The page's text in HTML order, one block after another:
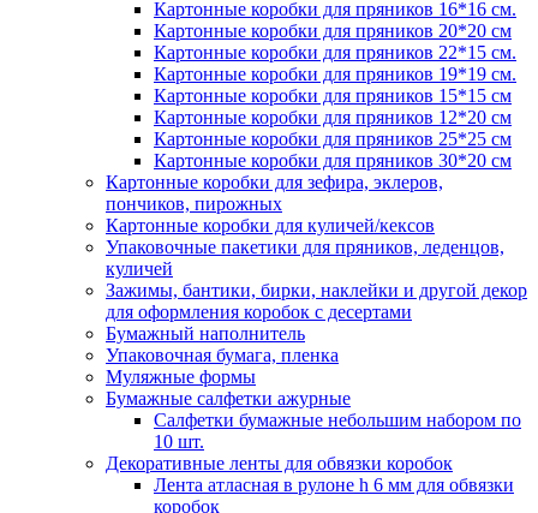
Картонные коробки для пряников 16*16 см.
Картонные коробки для пряников 20*20 см
Картонные коробки для пряников 22*15 см.
Картонные коробки для пряников 19*19 см.
Картонные коробки для пряников 15*15 см
Картонные коробки для пряников 12*20 см
Картонные коробки для пряников 25*25 см
Картонные коробки для пряников 30*20 см
Картонные коробки для зефира, эклеров,
пончиков, пирожных
Картонные коробки для куличей/кексов
Упаковочные пакетики для пряников, леденцов,
куличей
Зажимы, бантики, бирки, наклейки и другой декор
для оформления коробок с десертами
Бумажный наполнитель
Упаковочная бумага, пленка
Муляжные формы
Бумажные салфетки ажурные
Салфетки бумажные небольшим набором по
10 шт.
Декоративные ленты для обвязки коробок
Лента атласная в рулоне h 6 мм для обвязки
коробок